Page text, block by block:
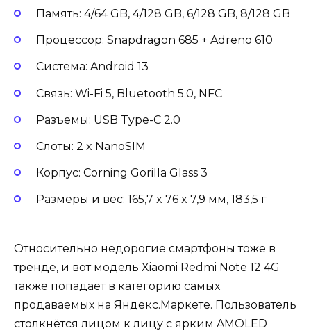
Память: 4/64 GB, 4/128 GB, 6/128 GB, 8/128 GB
Процессор: Snapdragon 685 + Adreno 610
Система: Android 13
Связь: Wi-Fi 5, Bluetooth 5.0, NFC
Разъемы: USB Type-C 2.0
Слоты: 2 x NanoSIM
Корпус: Corning Gorilla Glass 3
Размеры и вес: 165,7 x 76 x 7,9 мм, 183,5 г
Относительно недорогие смартфоны тоже в
тренде, и вот модель Xiaomi Redmi Note 12 4G
также попадает в категорию самых
продаваемых на Яндекс.Маркете. Пользователь
столкнётся лицом к лицу с ярким AMOLED